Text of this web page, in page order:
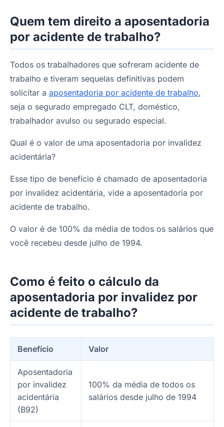
Quem tem direito a aposentadoria
por acidente de trabalho?
Todos os trabalhadores que sofreram acidente de
trabalho e tiveram sequelas definitivas podem
solicitar a aposentadoria por acidente de trabalho,
seja o segurado empregado CLT, doméstico,
trabalhador avulso ou segurado especial.
Qual é o valor de uma aposentadoria por invalidez
acidentária?
Esse tipo de benefício é chamado de aposentadoria
por invalidez acidentária, vide a aposentadoria por
acidente de trabalho.
O valor é de 100% da média de todos os salários que
você recebeu desde julho de 1994.
Como é feito o cálculo da
aposentadoria por invalidez por
acidente de trabalho?
Benefício Valor
Aposentadoria
por invalidez
acidentária
(B92)
100% da média de todos os
salários desde julho de 1994